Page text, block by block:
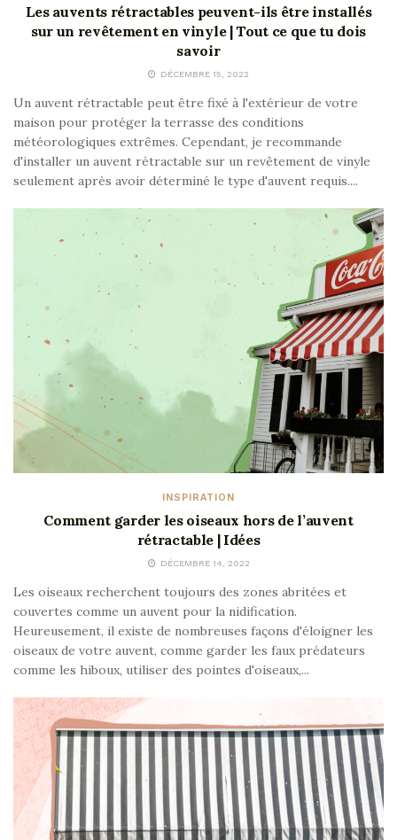
Les auvents rétractables peuvent-ils être installés
sur un revêtement en vinyle | Tout ce que tu dois
savoir
DÉCEMBRE 15, 2022
Un auvent rétractable peut être fixé à l'extérieur de votre
maison pour protéger la terrasse des conditions
météorologiques extrêmes. Cependant, je recommande
d'installer un auvent rétractable sur un revêtement de vinyle
seulement après avoir déterminé le type d'auvent requis....
INSPIRATION
Comment garder les oiseaux hors de l’auvent
rétractable | Idées
DÉCEMBRE 14, 2022
Les oiseaux recherchent toujours des zones abritées et
couvertes comme un auvent pour la nidification.
Heureusement, il existe de nombreuses façons d'éloigner les
oiseaux de votre auvent, comme garder les faux prédateurs
comme les hiboux, utiliser des pointes d'oiseaux,...